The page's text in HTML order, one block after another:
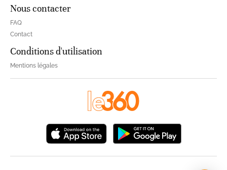
Nous contacter
FAQ
Contact
Conditions d'utilisation
Mentions légales